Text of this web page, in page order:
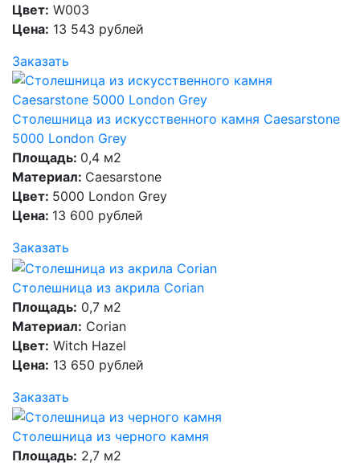
Цвет: W003
Цена: 13 543 рублей
Заказать
Столешница из искусственного камня Caesarstone
5000 London Grey
Площадь: 0,4 м2
Материал: Caesarstone
Цвет: 5000 London Grey
Цена: 13 600 рублей
Заказать
Столешница из акрила Corian
Площадь: 0,7 м2
Материал: Corian
Цвет: Witch Hazel
Цена: 13 650 рублей
Заказать
Столешница из черного камня
Площадь: 2,7 м2